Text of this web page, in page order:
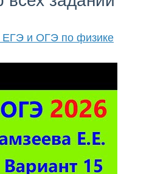
ЕГЭ и ОГЭ по физике